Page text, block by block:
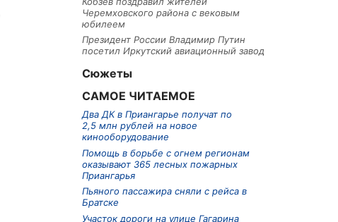
Черемховского района с вековым
юбилеем
Президент России Владимир Путин
посетил Иркутский авиационный завод
Сюжеты
САМОЕ ЧИТАЕМОЕ
Два ДК в Приангарье получат по
2,5 млн рублей на новое
кинооборудование
Помощь в борьбе с огнем регионам
оказывают 365 лесных пожарных
Приангарья
Пьяного пассажира сняли с рейса в
Братске
Участок дороги на улице Гагарина